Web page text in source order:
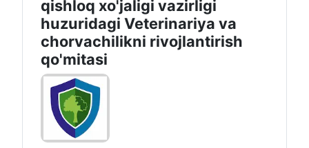
qishloq xo'jaligi vazirligi
huzuridagi Veterinariya va
chorvachilikni rivojlantirish
qo'mitasi